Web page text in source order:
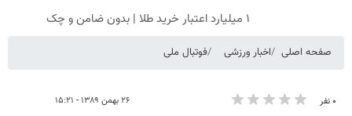
۱ میلیارد اعتبار خرید طلا | بدون ضامن و چک
صفحه اصلی اخبار ورزشی فوتبال ملی
۰ نفر ۲۶ بهمن ۱۳۸۹ - ۱۵:۲۱